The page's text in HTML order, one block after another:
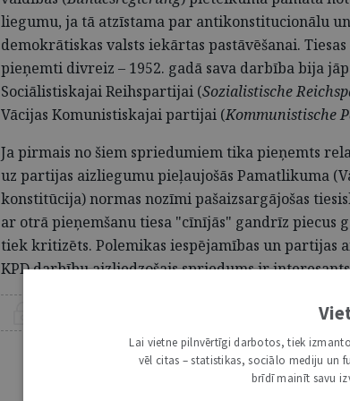
liegumu, ja tā atzīstama par antikonstitucionālu
demokrātiskas valsts iekārtas pastāvēšanai.
pieņemti divreiz – 1952. gadā sava darbība bija
Sociālistiskajai Reihspartijai (Sozialistische
Vācijas Komunistiskajai partijai (Kommunistische
Ja pirmais no šiem spriedumiem tika pieņemts
uz partijas aizliegumu pieļaujošās Pamatlikuma
konstitūcija) normas nozīmi pašaizsargājošas
ar otrā pieņemšanu tiesa "cīnījās" gandrīz piecus
tiek kritizēts. Polemikas iespējamības un partijas
KPD darbību aizliedzošais spriedums ir
Lai lasītu šo rakstu tālāk, Tev jābūt
Esošos abonentus lūdzam
Lai vietne pilnvērtīgi darbotos, tiek
vēl citas – statistikas, sociālo mediju un
brīdī mainīt savu